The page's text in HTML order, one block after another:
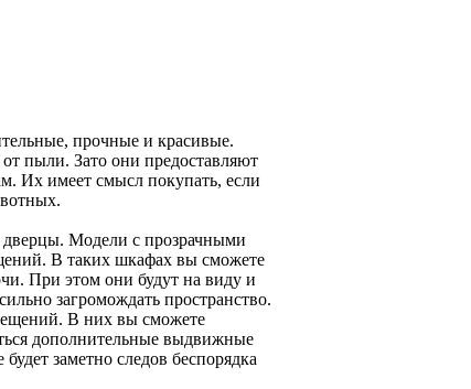
прочные и красивые.
пыли. Зато они предоставляют
Их имеет смысл покупать, если
Модели с прозрачными
В таких шкафах вы сможете
При этом они будут на виду и
загромождать пространство.
В них вы сможете
дополнительные выдвижные
заметно следов беспорядка